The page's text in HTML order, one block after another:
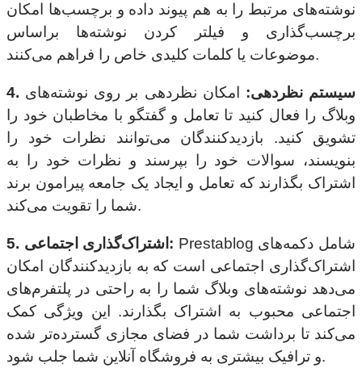
نوشته‌های مرتبط را به هم پیوند داده و برچسب‌ها امکان
برچسب‌گذاری و فیلتر کردن نوشته‌ها براساس
موضوعات یا کلمات کلیدی خاص را فراهم می‌کنند.
4. سیستم نظردهی: امکان نظردهی بر روی نوشته‌های
وبلاگ را فعال کنید تا تعامل و گفتگو با مخاطبان خود را
تشویق کنید. بازدیدکنندگان می‌توانند نظرات خود را
بنویسند، سوالات خود را بپرسند و نظرات خود را به
اشتراک بگذارند که تعامل و ایجاد یک جامعه پیرامون برند
شما را تقویت می‌کند.
5. اشتراک‌گذاری اجتماعی: Prestablog شامل دکمه‌های
اشتراک‌گذاری اجتماعی است که به بازدیدکنندگان امکان
می‌دهد نوشته‌های وبلاگ شما را به راحتی در پلتفرم‌های
اجتماعی محبوب به اشتراک بگذارند. این ویژگی کمک
می‌کند تا برداشت شما در فضای مجازی گسترده‌تر شده
و ترافیک بیشتری به فروشگاه آنلاین شما جلب شود.